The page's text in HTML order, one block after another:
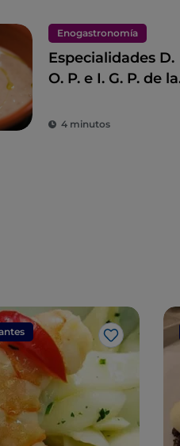
Enogastronomía
Especialidades D.
O. P. e I. G. P. de la
4 minutos
Me gusta